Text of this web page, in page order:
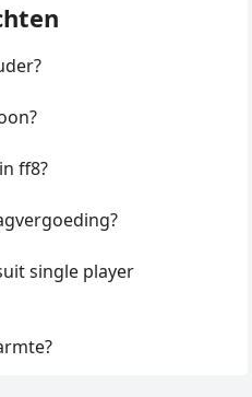
ff8?
single player